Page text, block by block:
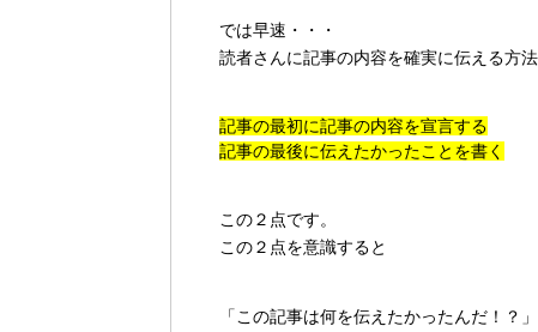
では早速・・・
読者さんに記事の内容を確実に伝える方
記事の最初に記事の内容を宣言する
記事の最後に伝えたかったことを書く
この２点です。
この２点を意識すると
「この記事は何を伝えたかったんだ！？